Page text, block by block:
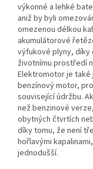
výkonné a lehké
aniž by byli
omezenou délkou
akumulátorové
výfukové plyny,
životnímu prostředí
Elektromotor je také
benzínový motor,
související údržbu.
než benzinové
obytných čtvrtích
díky tomu, že není
hořlavými
jednodušší.